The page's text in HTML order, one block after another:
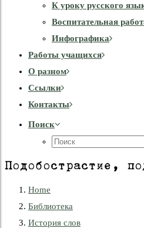
К уроку русского
Воспитательная
Инфографика
Работы учащихся
О разном
Cсылки
Контакты
Поиск
Подобострастие,
Home
Библиотека
История слов